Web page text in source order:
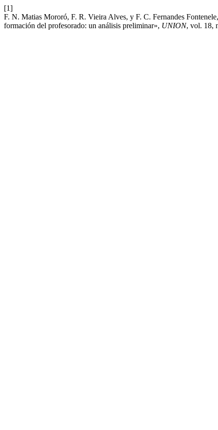
[1]
F. N. Matias Mororó, F. R. Vieira Alves, y F. C. Fernandes
formación del profesorado: un análisis preliminar», UNION, vol. 18,